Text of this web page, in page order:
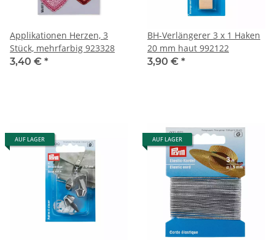
Applikationen Herzen, 3
Stück, mehrfarbig 923328
3,40 € *
BH-Verlängerer 3 x 1 Haken
20 mm haut 992122
3,90 € *
AUF LAGER AUF LAGER